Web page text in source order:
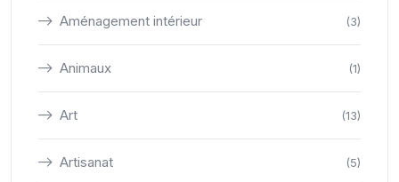
Aménagement intérieur (3)
Animaux (1)
Art (13)
Artisanat (5)